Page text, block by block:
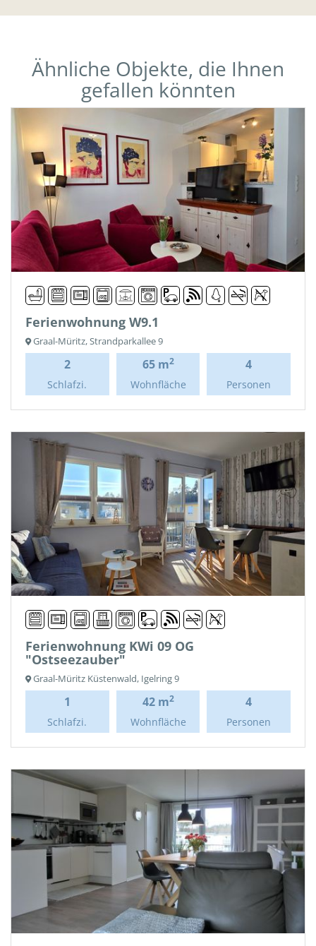
Ähnliche Objekte, die Ihnen
gefallen könnten
Ferienwohnung W9.1
Graal-Müritz, Strandparkallee 9
2
Schlafzi.
65 m2
Wohnfläche
4
Personen
Ferienwohnung KWi 09 OG
"Ostseezauber"
Graal-Müritz Küstenwald, Igelring 9
1
Schlafzi.
42 m2
Wohnfläche
4
Personen